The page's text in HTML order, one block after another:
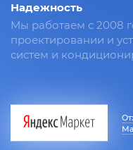
Надежность
Мы работаем с 2008
проектировании и
систем и